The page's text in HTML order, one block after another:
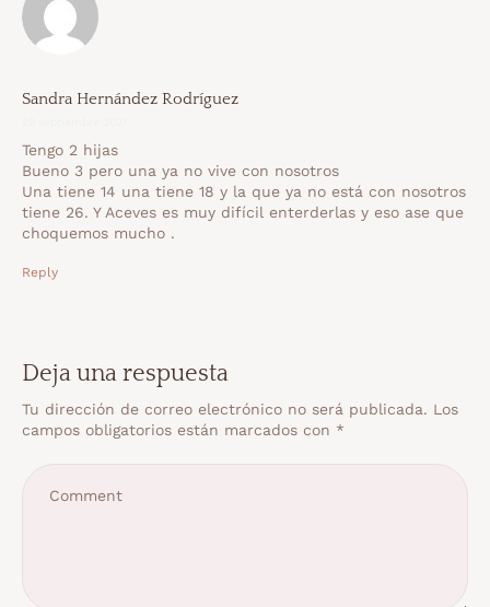
Sandra Hernández Rodríguez
Tengo 2 hijas
Bueno 3 pero una ya no vive con nosotros
Una tiene 14 una tiene 18 y la que ya no está con nosotros
tiene 26. Y Aceves es muy difícil enterderlas y eso ase que
choquemos mucho .
Reply
Deja una respuesta
Tu dirección de correo electrónico no será publicada. Los
campos obligatorios están marcados con *